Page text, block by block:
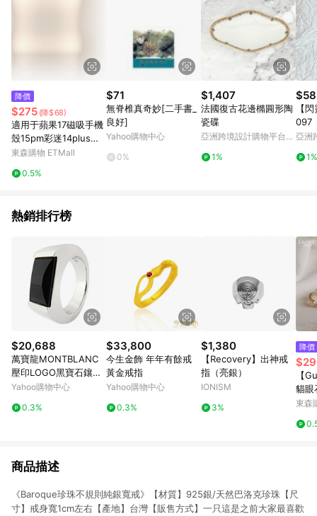
運費，攤位費等不具贈點資格。 9. LINE 購物站上之商品規格、
顏色、價位、贈品如與 Pinkoi 商品資訊頁及購物車不符，以
Pinkoi 購物商品資訊頁及購物車標示為準。 10. 點數紅包使用規
則請以點數紅包活動說明為準。 11. 若於 LINE 購物前往 Pinkoi
頁面後才首次下載 Pinkoi APP 並完成訂單，不符合導購資格；承
上，首次下載 Pinkoi APP 後，需透過 LINE 購物前往 Pinkoi 頁
降價
$275 (降$68)
適用于蘋果17磁吸手機
殼15pm彩迷14plus雙
層p硅膠iphone16pro
摔高級耐用磨軍事風m
東森購物 ETMall
0.5%
$71
無脊椎真奇妙[二手書_
良好]
Yahoo購物中心
0%
$1,407
法國復古花邊橢圓形陶
瓷碟
亞洲跨境設計購物平台
1%
【
097
亞洲
1%
熱銷排行榜
$20,688
萬寶龍MONTBLANC
壓印LOGO黑寶石鑲飾
寬版戒指(銀)
Yahoo購物中心
0.3%
$33,800
今生金飾 年年有餘戒
黃金戒指
Yahoo購物中心
0.3%
$1,380
【Recovery】出神戒
指（亮銀）
IONISM
3%
降價
【
貓眼
女戒
夕
東森
商品描述
《Baroque珍珠不規則純銀寬戒》【材質】925銀/天然巴洛克珍珠【尺
寸】戒身寬1cm左右【產地】台灣【販售方式】一只這是之前大家最喜歡